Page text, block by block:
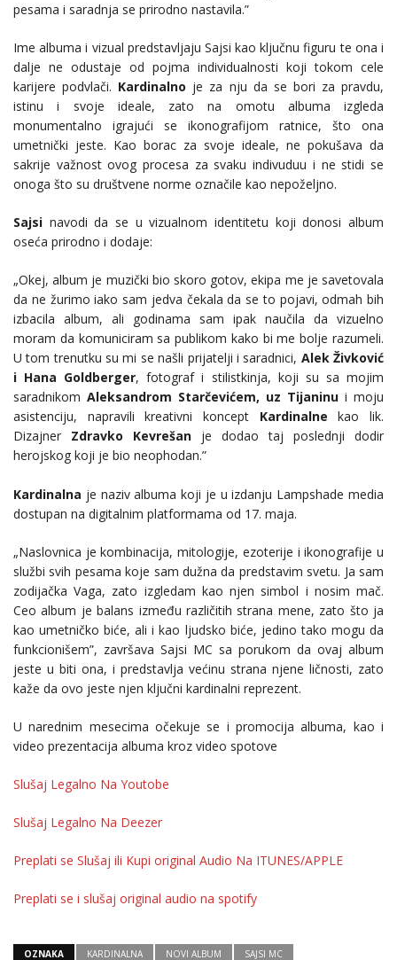
pesama i saradnja se prirodno nastavila.”
Ime albuma i vizual predstavljaju Sajsi kao ključnu figuru te ona i
dalje ne odustaje od pojma individualnosti koji tokom cele
karijere podvlači. Kardinalno je za nju da se bori za pravdu,
istinu i svoje ideale, zato na omotu albuma izgleda
monumentalno igrajući se ikonografijom ratnice, što ona
umetnički jeste. Kao borac za svoje ideale, ne pokušava da
sakrije važnost ovog procesa za svaku indivuduu i ne stidi se
onoga što su društvene norme označile kao nepoželjno.
Sajsi navodi da se u vizualnom identitetu koji donosi album
oseća prirodno i dodaje:
„Okej, album je muzički bio skoro gotov, ekipa me je savetovala
da ne žurimo iako sam jedva čekala da se to pojavi, odmah bih
izbacila album, ali godinama sam ipak naučila da vizuelno
moram da komuniciram sa publikom kako bi me bolje razumeli.
U tom trenutku su mi se našli prijatelji i saradnici, Alek Živković
i Hana Goldberger, fotograf i stilistkinja, koji su sa mojim
saradnikom Aleksandrom Starčevićem, uz Tijaninu i moju
asistenciju, napravili kreativni koncept Kardinalne kao lik.
Dizajner Zdravko Kevrešan je dodao taj poslednji dodir
herojskog koji je bio neophodan.”
Kardinalna je naziv albuma koji je u izdanju Lampshade media
dostupan na digitalnim platformama od 17. maja.
„Naslovnica je kombinacija, mitologije, ezoterije i ikonografije u
službi svih pesama koje sam dužna da predstavim svetu. Ja sam
zodijačka Vaga, zato izgledam kao njen simbol i nosim mač.
Ceo album je balans između različitih strana mene, zato što ja
kao umetničko biće, ali i kao ljudsko biće, jedino tako mogu da
funkcionišem”, završava Sajsi MC sa porukom da ovaj album
jeste u biti ona, i predstavlja većinu strana njene ličnosti, zato
kaže da ovo jeste njen ključni kardinalni reprezent.
U narednim mesecima očekuje se i promocija albuma, kao i
video prezentacija albuma kroz video spotove
Slušaj Legalno Na Youtobe
Slušaj Legalno Na Deezer
Preplati se Slušaj ili Kupi original Audio Na ITUNES/APPLE
Preplati se i slušaj original audio na spotify
OZNAKA KARDINALNA NOVI ALBUM SAJSI MC